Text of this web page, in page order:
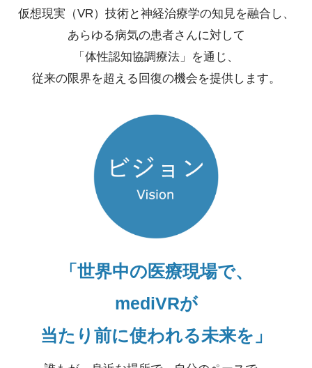
仮想現実（VR）技術と神経治療学の知見を融合し、
あらゆる病気の患者さんに対して
「体性認知協調療法」を通じ、
従来の限界を超える回復の機会を提供します。
「世界中の医療現場で、
mediVRが
当たり前に使われる未来を」